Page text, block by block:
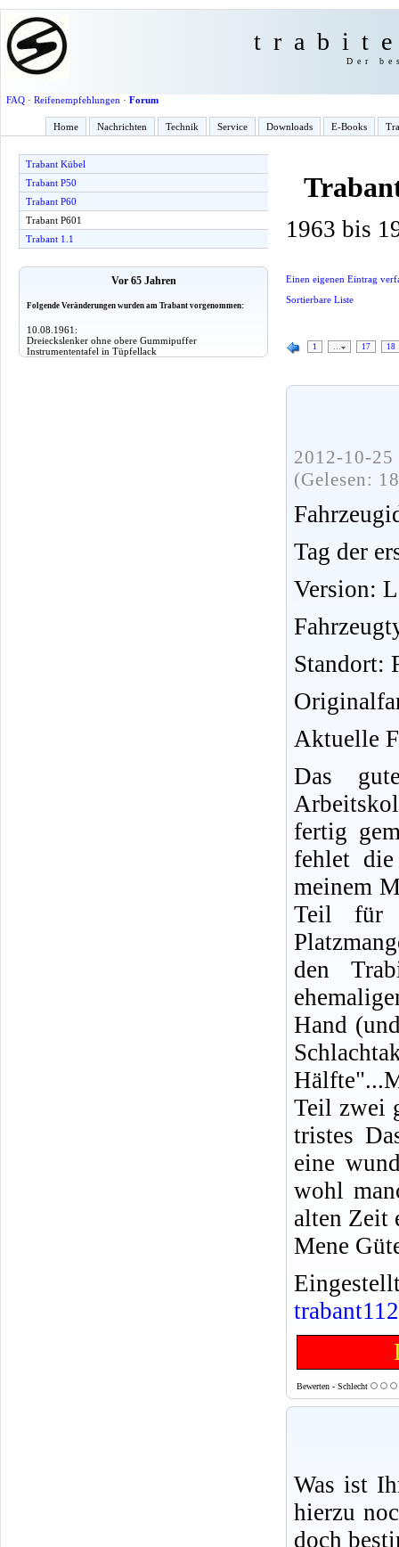
Der
FAQ· Reifenempfehlungen · Forum
Home Nachrichten Technik Service Downloads E-Books
Trabant Kübel
Trabant P50
Trabant P60
Trabant P601
Trabant 1.1
Vor 65 Jahren
Folgende Veränderungen wurden am Trabant vorgenommen:
10.08.1961:
Dreieckslenker ohne obere Gummipuffer
Instrumententafel in Tüpfellack
1963 bis
Einen eigenen Eintrag
Sortierbare Liste
1 17 18
2012-10-
(Gelesen:
Tag der
Version:
Standort:
Aktuelle
Das
fertig
fehlet
meinem
Teil für
den
Hand
Teil zwei
tristes
eine
wohl
alten Zeit
Mene
trabant112
Bewerten - Schlecht
Was ist
hierzu
doch